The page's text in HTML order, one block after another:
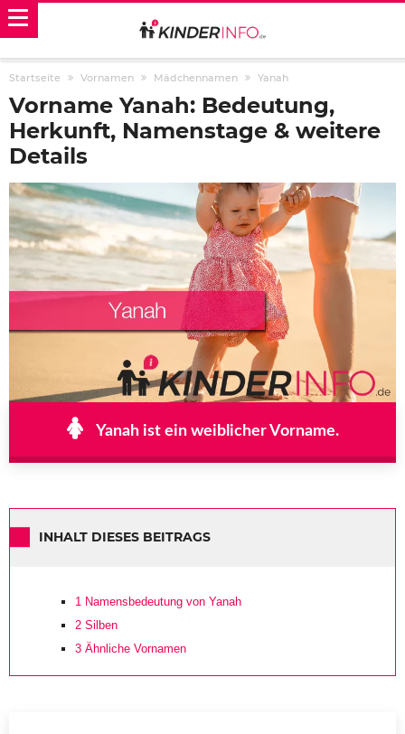
Startseite Vornamen Mädchennamen Yanah
Vorname Yanah: Bedeutung,
Herkunft, Namenstage & weitere
Details
Yanah ist ein weiblicher Vorname.
INHALT DIESES BEITRAGS
1 Namensbedeutung von Yanah
2 Silben
3 Ähnliche Vornamen